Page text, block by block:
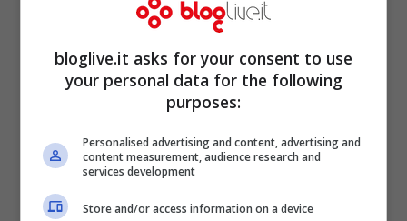
quindi adatta alle famiglie che amano
bloglive.it asks for your consent to use
your personal data for the following
purposes:
Personalised advertising and content, advertising and
content measurement, audience research and
services development
Store and/or access information on a device